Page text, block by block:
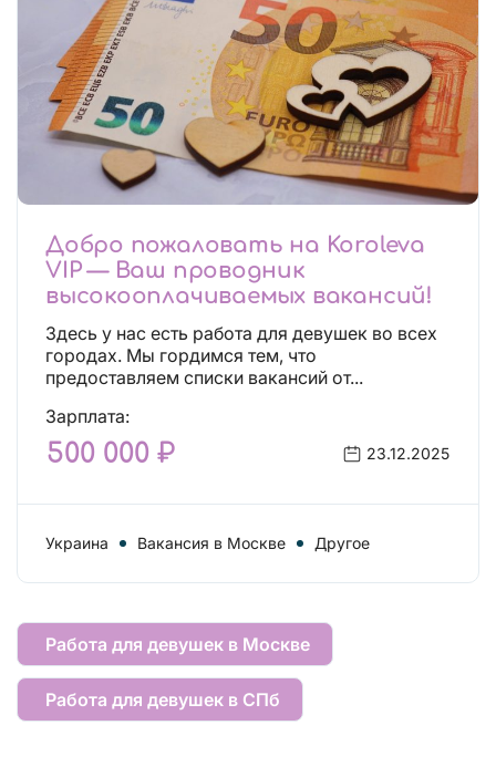
Добро пожаловать на Koroleva
VIP — Ваш проводник
высокооплачиваемых вакансий!
Здесь у нас есть работа для девушек во всех
городах. Мы гордимся тем, что
предоставляем списки вакансий от...
Зарплата:
500 000 ₽ 23.12.2025
Украина Вакансия в Москве Другое
Работа для девушек в Москве
Работа для девушек в СПб